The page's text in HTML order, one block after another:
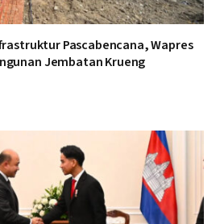
Pascabencana, Wapres
Jembatan Krueng